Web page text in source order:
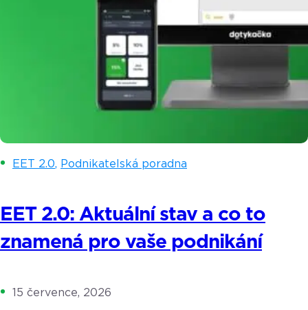
EET 2.0, Podnikatelská poradna
EET 2.0: Aktuální stav a co to
znamená pro vaše podnikání
15 července, 2026